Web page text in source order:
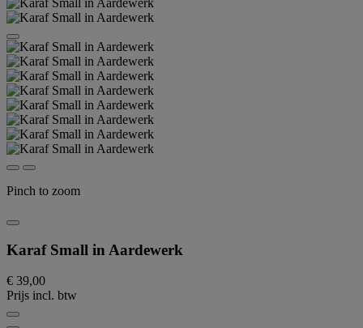
Pinch to zoom
Karaf Small in Aardewerk
€ 39,00
Prijs incl. btw